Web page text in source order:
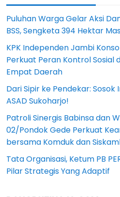
Puluhan Warga Gelar Aksi
BSS, Sengketa 394 Hektar
KPK Independen Jambi
Perkuat Peran Kontrol Sosial
Empat Daerah
Dari Sipir ke Pendekar: Sosok
ASAD Sukoharjo!
Patroli Sinergis Babinsa dan
02/Pondok Gede Perkuat
bersama Komduk dan
Tata Organisasi, Ketum PB
Pilar Strategis Yang Adaptif